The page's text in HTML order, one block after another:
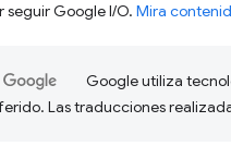
seguir Google I/O. Mira
Google utiliza
Las traducciones